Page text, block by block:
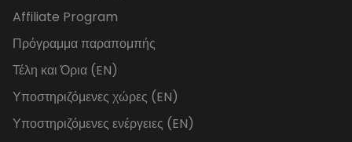
Affiliate Program
Πρόγραμμα παραπομπής
Τέλη και Όρια (EN)
Υποστηριζόμενες χώρες (EN)
Υποστηριζόμενες ενέργειες (EN)